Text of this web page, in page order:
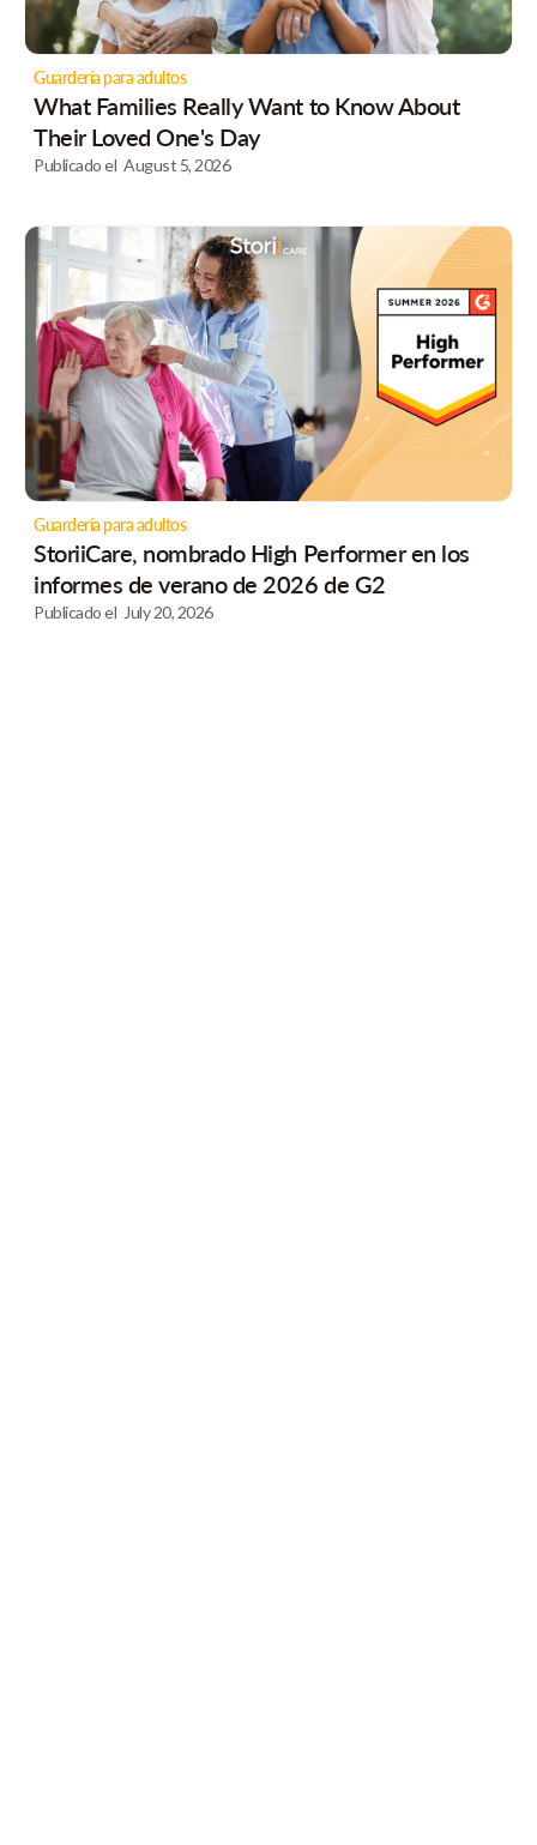
Guardería para adultos
What Families Really Want to Know About
Their Loved One's Day
Publicado el August 5, 2026
Guardería para adultos
StoriiCare, nombrado High Performer en los
informes de verano de 2026 de G2
Publicado el July 20, 2026